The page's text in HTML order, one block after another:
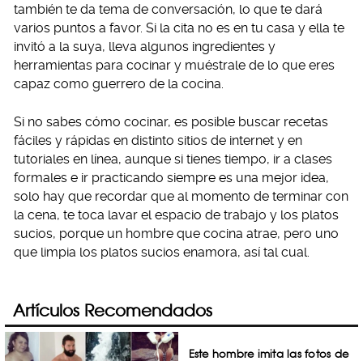
también te da tema de conversación, lo que te dará
varios puntos a favor. Si la cita no es en tu casa y ella te
invitó a la suya, lleva algunos ingredientes y
herramientas para cocinar y muéstrale de lo que eres
capaz como guerrero de la cocina.
Si no sabes cómo cocinar, es posible buscar recetas
fáciles y rápidas en distinto sitios de internet y en
tutoriales en línea, aunque si tienes tiempo, ir a clases
formales e ir practicando siempre es una mejor idea,
solo hay que recordar que al momento de terminar con
la cena, te toca lavar el espacio de trabajo y los platos
sucios, porque un hombre que cocina atrae, pero uno
que limpia los platos sucios enamora, así tal cual.
Artículos Recomendados
Este hombre imita las fotos de